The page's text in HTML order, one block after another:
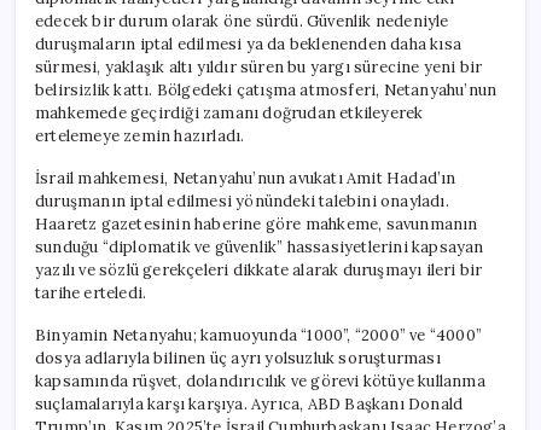
edecek bir durum olarak öne sürdü. Güvenlik nedeniyle
duruşmaların iptal edilmesi ya da beklenenden daha kısa
sürmesi, yaklaşık altı yıldır süren bu yargı sürecine yeni bir
belirsizlik kattı. Bölgedeki çatışma atmosferi, Netanyahu’nun
mahkemede geçirdiği zamanı doğrudan etkileyerek
ertelemeye zemin hazırladı.
İsrail mahkemesi, Netanyahu’nun avukatı Amit Hadad’ın
duruşmanın iptal edilmesi yönündeki talebini onayladı.
Haaretz gazetesinin haberine göre mahkeme, savunmanın
sunduğu “diplomatik ve güvenlik” hassasiyetlerini kapsayan
yazılı ve sözlü gerekçeleri dikkate alarak duruşmayı ileri bir
tarihe erteledi.
Binyamin Netanyahu; kamuoyunda “1000”, “2000” ve “4000”
dosya adlarıyla bilinen üç ayrı yolsuzluk soruşturması
kapsamında rüşvet, dolandırıcılık ve görevi kötüye kullanma
suçlamalarıyla karşı karşıya. Ayrıca, ABD Başkanı Donald